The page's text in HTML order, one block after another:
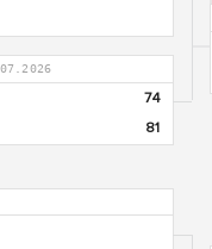
74
81